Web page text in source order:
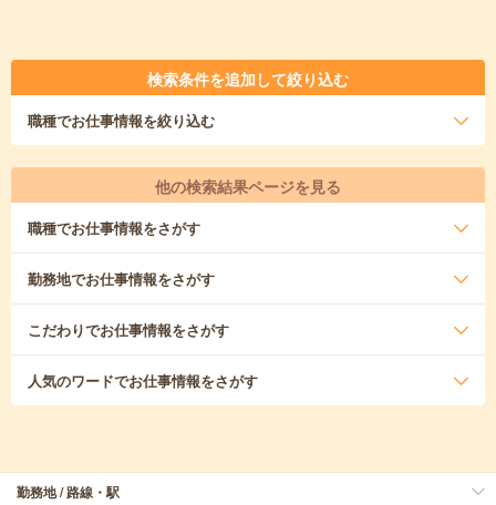
検索条件を追加して絞り込む
職種でお仕事情報を絞り込む
他の検索結果ページを見る
職種でお仕事情報をさがす
勤務地でお仕事情報をさがす
こだわりでお仕事情報をさがす
人気のワードでお仕事情報をさがす
勤務地 / 路線・駅